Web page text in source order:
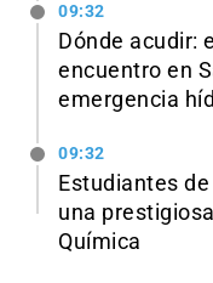
09:32
Dónde acudir:
encuentro en
emergencia
09:32
Estudiantes
una
Química